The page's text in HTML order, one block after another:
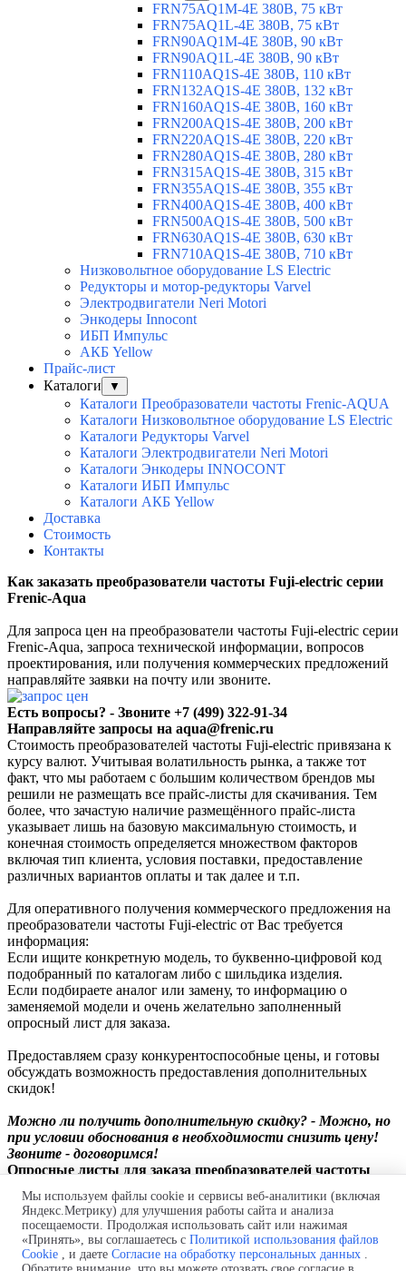
FRN75AQ1M-4E 380В, 75 кВт
FRN75AQ1L-4E 380В, 75 кВт
FRN90AQ1M-4E 380В, 90 кВт
FRN90AQ1L-4E 380В, 90 кВт
FRN110AQ1S-4E 380В, 110 кВт
FRN132AQ1S-4E 380В, 132 кВт
FRN160AQ1S-4E 380В, 160 кВт
FRN200AQ1S-4E 380В, 200 кВт
FRN220AQ1S-4E 380В, 220 кВт
FRN280AQ1S-4E 380В, 280 кВт
FRN315AQ1S-4E 380В, 315 кВт
FRN355AQ1S-4E 380В, 355 кВт
FRN400AQ1S-4E 380В, 400 кВт
FRN500AQ1S-4E 380В, 500 кВт
FRN630AQ1S-4E 380В, 630 кВт
FRN710AQ1S-4E 380В, 710 кВт
Низковольтное оборудование LS Electric
Редукторы и мотор-редукторы Varvel
Электродвигатели Neri Motori
Энкодеры Innocont
ИБП Импульс
АКБ Yellow
Прайс-лист
Каталоги
▼
Каталоги Преобразователи частоты Frenic-AQUA
Каталоги Низковольтное оборудование LS Electric
Каталоги Редукторы Varvel
Каталоги Электродвигатели Neri Motori
Каталоги Энкодеры INNOCONT
Каталоги ИБП Импульс
Каталоги АКБ Yellow
Доставка
Стоимость
Контакты
Как заказать преобразователи частоты Fuji-electric серии
Frenic-Aqua
Для запроса цен на преобразователи частоты Fuji-electric серии
Frenic-Aqua, запроса технической информации, вопросов
проектирования, или получения коммерческих предложений
направляйте заявки на почту или звоните.
Есть вопросы? - Звоните +7 (499) 322-91-34
Направляйте запросы на aqua@frenic.ru
Стоимость преобразователей частоты Fuji-electric привязана к
курсу валют. Учитывая волатильность рынка, а также тот
факт, что мы работаем с большим количеством брендов мы
решили не размещать все прайс-листы для скачивания. Тем
более, что зачастую наличие размещённого прайс-листа
указывает лишь на базовую максимальную стоимость, и
конечная стоимость определяется множеством факторов
включая тип клиента, условия поставки, предоставление
различных вариантов оплаты и так далее и т.п.
Для оперативного получения коммерческого предложения на
преобразователи частоты Fuji-electric от Вас требуется
информация:
Если ищите конкретную модель, то буквенно-цифровой код
подобранный по каталогам либо с шильдика изделия.
Если подбираете аналог или замену, то информацию о
заменяемой модели и очень желательно заполненный
опросный лист для заказа.
Предоставляем сразу конкурентоспособные цены, и готовы
обсуждать возможность предоставления дополнительных
скидок!
Можно ли получить дополнительную скидку? - Можно, но
при условии обоснования в необходимости снизить цену!
Звоните - договоримся!
Опросные листы для заказа преобразователей частоты
Опросный лист для заказа преобразователей частоты
Политика обработки персональных данных
Мы используем файлы cookie и сервисы веб-аналитики (включая
Яндекс.Метрику) для улучшения работы сайта и анализа
посещаемости. Продолжая использовать сайт или нажимая
«Принять», вы соглашаетесь с Политикой использования файлов
Cookie , и даете Согласие на обработку персональных данных .